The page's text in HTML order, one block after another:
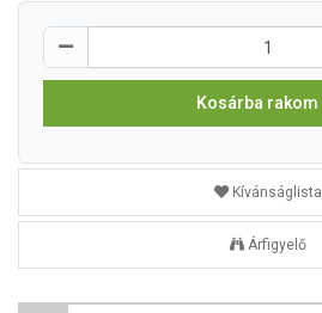
Kosárba rakom
Kívánságlista
Árfigyelő